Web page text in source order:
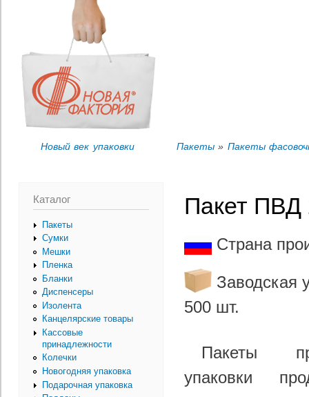
Новый век упаковки Пакеты » Пакеты
Каталог
Пакеты
Сумки
Мешки
Пленка
Бланки
Диспенсеры
Изолента
Канцелярские товары
Кассовые
принадлежности
Колечки
Новогодняя упаковка
Подарочная упаковка
Пакет ПВД
Страна
Заводская
500 шт.
Пакеты
упаковки